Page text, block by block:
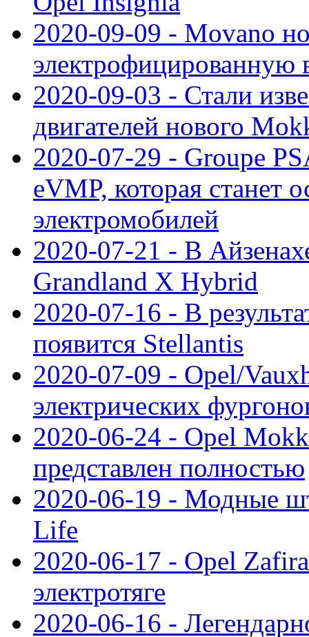
2020-09-09 - Movano
электрофицированную
2020-09-03 - Стали
двигателей нового
2020-07-29 - Groupe
eVMP, которая станет
электромобилей
2020-07-21 - В
Grandland X Hybrid
2020-07-16 - В
появится Stellantis
2020-07-09 - Opel/
электрических
2020-06-24 - Opel
представлен полностью
2020-06-19 - Модные
Life
2020-06-17 - Opel
электротяге
2020-06-16 -